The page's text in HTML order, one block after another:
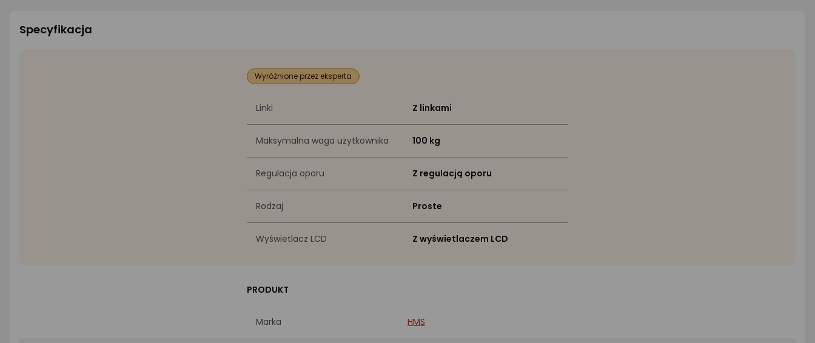
Specyfikacja
Wyróżnione przez eksperta
Linki Z linkami
Maksymalna waga użytkownika 100 kg
Regulacja oporu Z regulacją oporu
Rodzaj Proste
Wyświetlacz LCD Z wyświetlaczem LCD
PRODUKT
Marka HMS